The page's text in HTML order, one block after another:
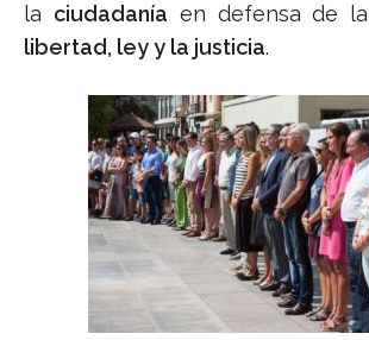
la ciudadanía en defensa de la
libertad, ley y la justicia.